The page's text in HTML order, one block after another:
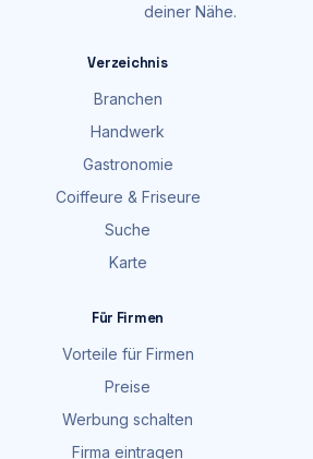
deiner Nähe.
Verzeichnis
Branchen
Handwerk
Gastronomie
Coiffeure & Friseure
Suche
Karte
Für Firmen
Vorteile für Firmen
Preise
Werbung schalten
Firma eintragen